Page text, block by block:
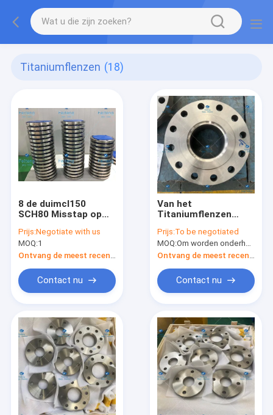
Titaniumflenzen (18)
8 de duimcl150
SCH80 Misstap op
7,63 droeg de Hub
van L3.94 Tru
Prijs:Negotiate with us
MOQ:1
Contact nu
Van het
Titaniumflenzen
corrosieweerstand
Structurele de
Luchtvaartindustrie
Prijs:To be negotiated
MOQ:Om worden onderhandeld
Contact nu